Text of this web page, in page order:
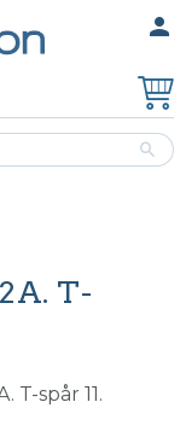
person
T-
T-spår 11.